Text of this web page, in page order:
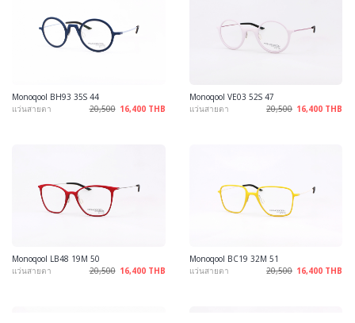
Monoqool BH93 35S 44
แว่นสายตา
20,500 16,400 THB
Monoqool VE03 52S 47
แว่นสายตา
20,500 16,400 THB
Monoqool LB48 19M 50
แว่นสายตา
20,500 16,400 THB
Monoqool BC19 32M 51
แว่นสายตา
20,500 16,400 THB